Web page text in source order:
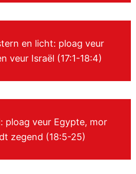
en licht: ploag veur
veur Israël (17:1-18:4)
ploag veur Egypte, mor
zegend (18:5-25)